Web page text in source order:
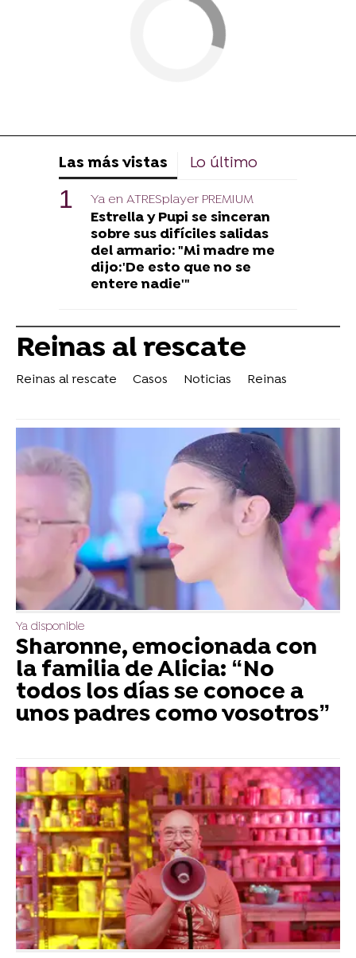
Las más vistas Lo último
Ya en ATRESplayer PREMIUM
Estrella y Pupi se sinceran
sobre sus difíciles salidas
del armario: "Mi madre me
dijo:'De esto que no se
entere nadie'"
Reinas al rescate
Reinas al rescate Casos Noticias Reinas
Ya disponible
Sharonne, emocionada con
la familia de Alicia: “No
todos los días se conoce a
unos padres como vosotros”